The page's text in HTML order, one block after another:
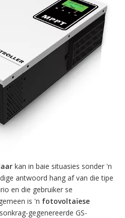
kan in baie situasies sonder 'n
antwoord hang af van die tipe
en die gebruiker se
is 'n fotovoltaïese
gegenereerde GS-